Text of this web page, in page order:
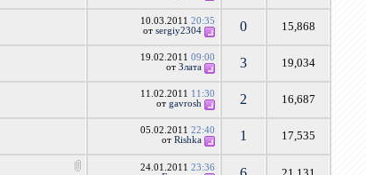
10.03.201120:35
отsergiy2304 0 15,868
19.02.201109:00
отЗлата 3 19,034
11.02.2011 11:30
отgavrosh 2 16,687
05.02.201122:40
отRishka 1 17,535
24.01.201123:36